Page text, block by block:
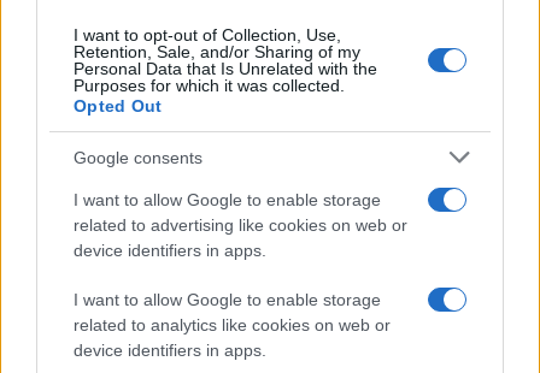
I want to opt-out of Collection, Use,
Retention, Sale, and/or Sharing of my
Personal Data that Is Unrelated with the
Purposes for which it was collected.
Opted Out
Google consents
I want to allow Google to enable storage
related to advertising like cookies on web or
device identifiers in apps.
I want to allow Google to enable storage
related to analytics like cookies on web or
device identifiers in apps.